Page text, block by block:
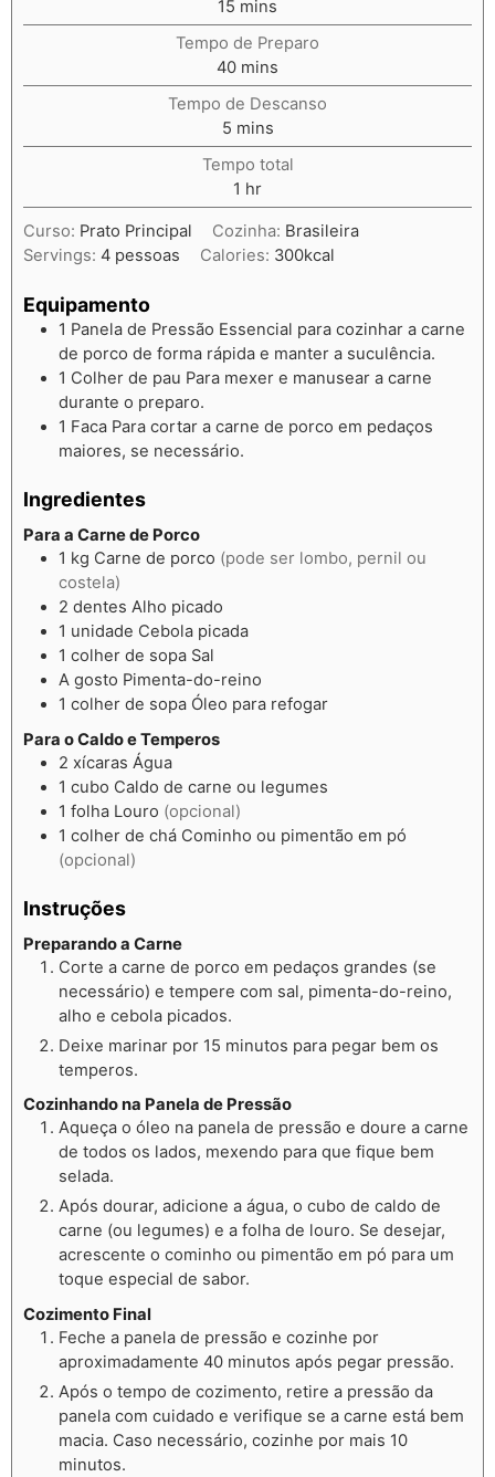
15 mins
Tempo de Preparo
40 mins
Tempo de Descanso
5 mins
Tempo total
1 hr
Curso: Prato Principal Cozinha: Brasileira
Servings: 4 pessoas Calories: 300kcal
Equipamento
1 Panela de Pressão Essencial para cozinhar a carne
de porco de forma rápida e manter a suculência.
1 Colher de pau Para mexer e manusear a carne
durante o preparo.
1 Faca Para cortar a carne de porco em pedaços
maiores, se necessário.
Ingredientes
Para a Carne de Porco
1 kg Carne de porco (pode ser lombo, pernil ou
costela)
2 dentes Alho picado
1 unidade Cebola picada
1 colher de sopa Sal
A gosto Pimenta-do-reino
1 colher de sopa Óleo para refogar
Para o Caldo e Temperos
2 xícaras Água
1 cubo Caldo de carne ou legumes
1 folha Louro (opcional)
1 colher de chá Cominho ou pimentão em pó
(opcional)
Instruções
Preparando a Carne
Corte a carne de porco em pedaços grandes (se
necessário) e tempere com sal, pimenta-do-reino,
alho e cebola picados.
Deixe marinar por 15 minutos para pegar bem os
temperos.
Cozinhando na Panela de Pressão
Aqueça o óleo na panela de pressão e doure a carne
de todos os lados, mexendo para que fique bem
selada.
Após dourar, adicione a água, o cubo de caldo de
carne (ou legumes) e a folha de louro. Se desejar,
acrescente o cominho ou pimentão em pó para um
toque especial de sabor.
Cozimento Final
Feche a panela de pressão e cozinhe por
aproximadamente 40 minutos após pegar pressão.
Após o tempo de cozimento, retire a pressão da
panela com cuidado e verifique se a carne está bem
macia. Caso necessário, cozinhe por mais 10
minutos.